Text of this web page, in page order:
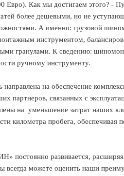
Евро). Как мы достигаем этого? -
более дешевыми, но не
А именно: грузовой
инструментом,
гранулами. К сведению:
ручному инструменту.
направлена на обеспечение
партнеров, связанных с
на уменьшение затрат наших
километра пробега, обеспечивая
постоянно развивается,
всегда можете оценить наши